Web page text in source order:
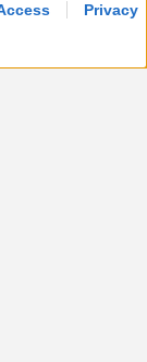
Privacy
13enne
andrà